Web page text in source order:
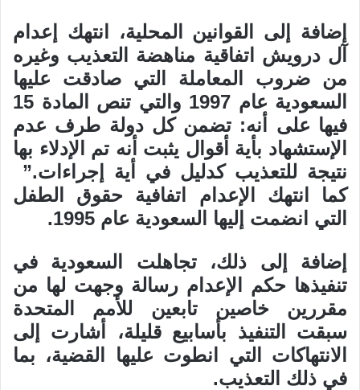
إضافة إلى القوانين المحلية، انتهك إعدام
آل درويش اتفاقية مناهضة التعذيب وغيره
من ضروب المعاملة التي صادقت عليها
السعودية عام 1997 والتي تنص المادة 15
فيها على أنه: تضمن كل دولة طرف عدم
الإستشهاد بأية أقوال يثبت أنه تم الإدلاء بها
نتيجة للتعذيب كدليل في أية إجراءات.”
كما انتهك الإعدام اتفافية حقوق الطفل
التي انضمت إليها السعودية عام 1995.
إضافة إلى ذلك، تجاهلت السعودية في
تنفيذها حكم الإعدام رسالة وجهت لها من
مقررين خاصين تابعين للأمم المتحدة
سبقت التنفيذ بأسابيع قليلة، أشارت إلى
الانتهاكات التي انطوت عليها القضية، بما
في ذلك التعذيب.